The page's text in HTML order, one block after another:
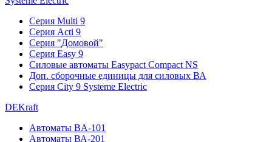
Серия Multi 9
Серия Acti 9
Серия "Домовой"
Серия Easy 9
Силовые автоматы Easypact Compact NS
Доп. сборочные единицы для силовых ВА
Серия City 9 Systeme Electric
DEKraft
Автоматы BA-101
Автоматы ВА-201